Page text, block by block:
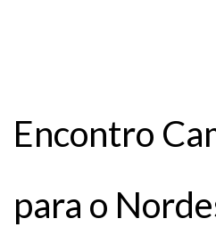
Encontro
para o